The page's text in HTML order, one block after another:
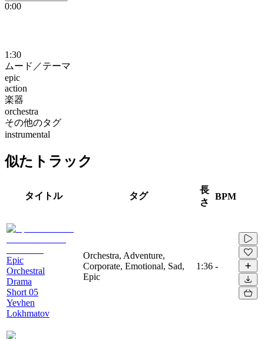
0:00
1:30
ムード／テーマ
epic
action
楽器
orchestra
その他のタグ
instrumental
似たトラック
タイトル タグ
長
さ
BPM
Epic
Orchestral
Drama
Short 05
Yevhen
Lokhmatov
Orchestra, Adventure,
Corporate, Emotional, Sad,
Epic
1:36 -